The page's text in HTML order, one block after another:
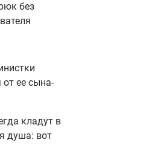
без
от ее сына-
кладут в
душа: вот